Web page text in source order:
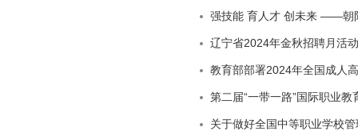
强技能 育人才 创未来 ——朝
辽宁省2024年金秋招聘月活
教育部部署2024年全国成人
第二届“一带一路”国际职业
关于做好全国中等职业学校